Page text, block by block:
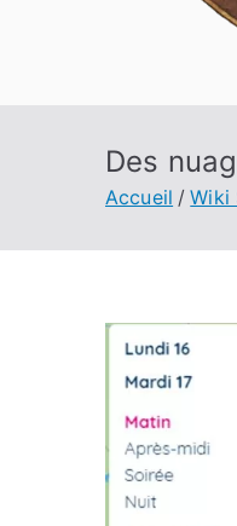
Des
Accueil Wiki